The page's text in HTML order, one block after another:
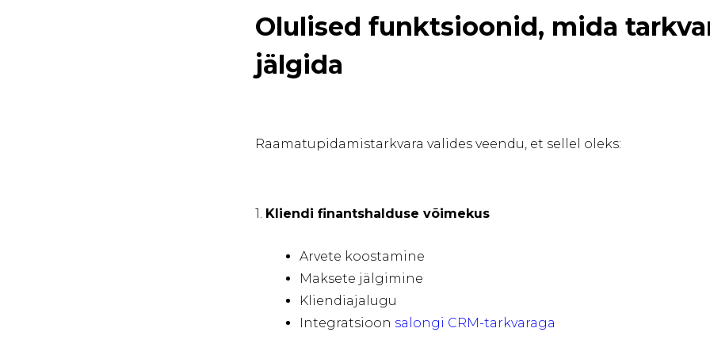
Olulised funktsioonid, mida
jälgida
Raamatupidamistarkvara valides veendu, et sellel oleks:
1. Kliendi finantshalduse võimekus
Arvete koostamine
Maksete jälgimine
Kliendiajalugu
Integratsioon salongi CRM-tarkvaraga